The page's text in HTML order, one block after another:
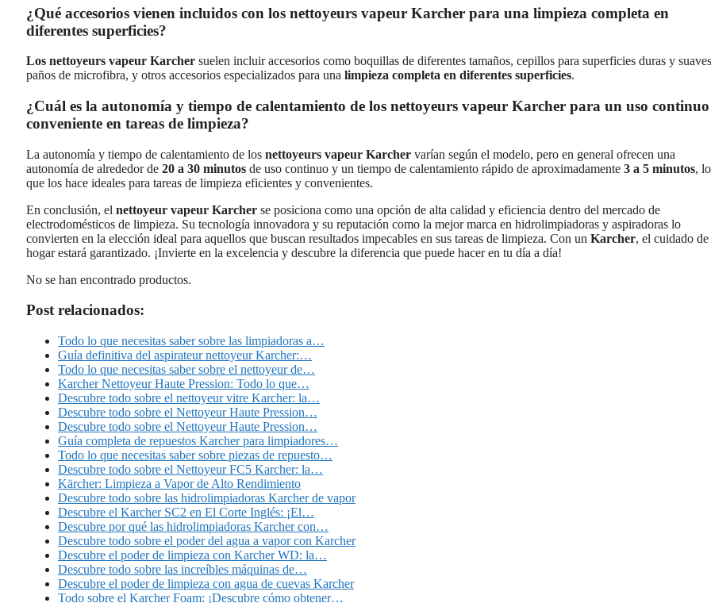
¿Qué accesorios vienen incluidos con los nettoyeurs vapeur Karcher para una limpieza completa en
diferentes superficies?
Los nettoyeurs vapeur Karcher suelen incluir accesorios como boquillas de diferentes tamaños, cepillos para superficies duras y
paños de microfibra, y otros accesorios especializados para una limpieza completa en diferentes superficies.
¿Cuál es la autonomía y tiempo de calentamiento de los nettoyeurs vapeur Karcher para un uso
conveniente en tareas de limpieza?
La autonomía y tiempo de calentamiento de los nettoyeurs vapeur Karcher varían según el modelo, pero en general ofrecen una
autonomía de alrededor de 20 a 30 minutos de uso continuo y un tiempo de calentamiento rápido de aproximadamente 3 a 5 minutos, lo
que los hace ideales para tareas de limpieza eficientes y convenientes.
En conclusión, el nettoyeur vapeur Karcher se posiciona como una opción de alta calidad y eficiencia dentro del mercado de
electrodomésticos de limpieza. Su tecnología innovadora y su reputación como la mejor marca en hidrolimpiadoras y aspiradoras lo
convierten en la elección ideal para aquellos que buscan resultados impecables en sus tareas de limpieza. Con un Karcher, el cuidado de
hogar estará garantizado. ¡Invierte en la excelencia y descubre la diferencia que puede hacer en tu día a día!
No se han encontrado productos.
Post relacionados:
Todo lo que necesitas saber sobre las limpiadoras a…
Guía definitiva del aspirateur nettoyeur Karcher:…
Todo lo que necesitas saber sobre el nettoyeur de…
Karcher Nettoyeur Haute Pression: Todo lo que…
Descubre todo sobre el nettoyeur vitre Karcher: la…
Descubre todo sobre el Nettoyeur Haute Pression…
Descubre todo sobre el Nettoyeur Haute Pression…
Guía completa de repuestos Karcher para limpiadores…
Todo lo que necesitas saber sobre piezas de repuesto…
Descubre todo sobre el Nettoyeur FC5 Karcher: la…
Kärcher: Limpieza a Vapor de Alto Rendimiento
Descubre todo sobre las hidrolimpiadoras Karcher de vapor
Descubre el Karcher SC2 en El Corte Inglés: ¡El…
Descubre por qué las hidrolimpiadoras Karcher con…
Descubre todo sobre el poder del agua a vapor con Karcher
Descubre el poder de limpieza con Karcher WD: la…
Descubre todo sobre las increíbles máquinas de…
Descubre el poder de limpieza con agua de cuevas Karcher
Todo sobre el Karcher Foam: ¡Descubre cómo obtener…